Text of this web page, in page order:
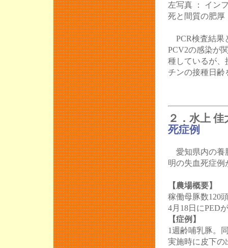
左写真 ： イ
死と間質の肥厚
PCR検査結果
PCV2の感染が
種しているが、
チンの接種日齢
２．水上
死症例
愛知県内の養
明の失血死症例
【農場概要】
稼働母豚数120
4月18日にPED
【症例】
1週齢哺乳豚。
実施時に皮下の